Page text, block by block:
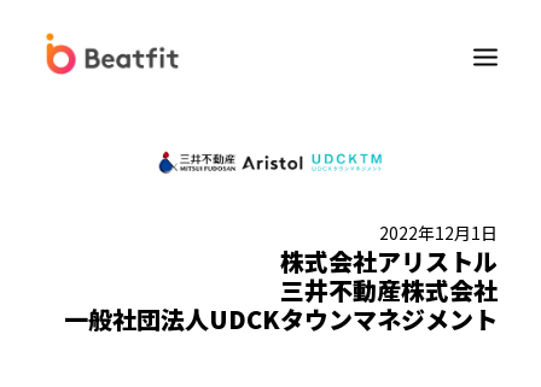
Beatfit for Biz
2022年12月1日
株式会社アリストル
三井不動産株式会社
一般社団法人UDCKタウンマネジメント